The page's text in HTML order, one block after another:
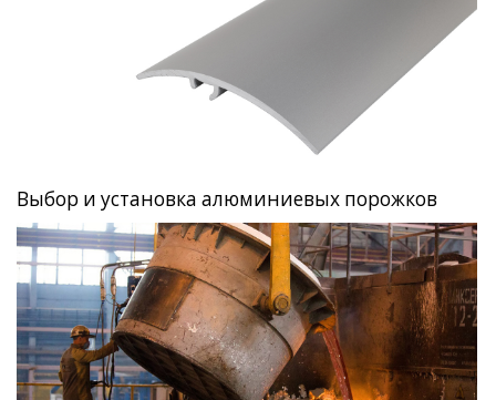
Выбор и установка алюминиевых порожков